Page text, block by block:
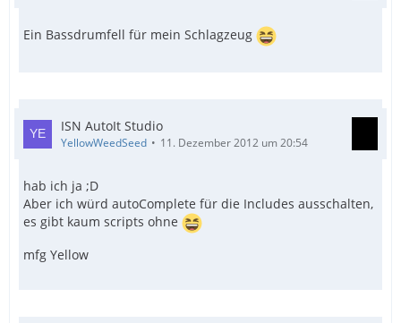
Ein Bassdrumfell für mein Schlagzeug
ISN AutoIt Studio
YellowWeedSeed 11. Dezember 2012 um 20:54
hab ich ja ;D
Aber ich würd autoComplete für die Includes ausschalten,
es gibt kaum scripts ohne
mfg Yellow